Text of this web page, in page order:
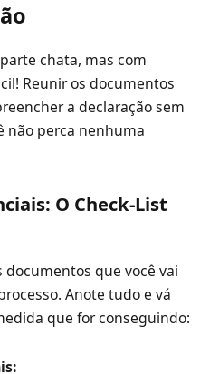
chata, mas com
Reunir os documentos
a declaração sem
não perca nenhuma
O Check-List
que você vai
Anote tudo e vá
que for conseguindo: